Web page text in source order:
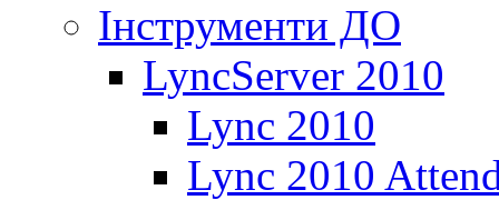
Інструменти ДО
LyncServer 2010
Lync 2010
Lync 2010